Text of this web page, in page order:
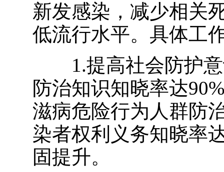
新发感染，减少相关
低流行水平。具体工
1.提高社会防护
防治知识知晓率达90%
滋病危险行为人群防
染者权利义务知晓率
固提升。